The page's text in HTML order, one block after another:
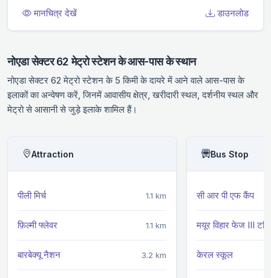
मानचित्र देखें डाउनलोड
नोएडा सेक्टर 62 मेट्रो स्टेशन के आस-पास के स्थान
नोएडा सेक्टर 62 मेट्रो स्टेशन के 5 किमी के दायरे में आने वाले आस-पास के
इलाकों का अन्वेषण करें, जिनमें आवासीय क्षेत्र, खरीदारी स्थल, दर्शनीय स्थल और
मेट्रो से आसानी से जुड़े इलाके शामिल हैं।
Attraction
पीली मिर्च 1.1 km
फ़िल्मी फ्लेवर 1.1 km
बारबेक्यू नैशन 3.2 km
Bus Stop
सी आर पी एफ कैंप
मयूर विहार फेज III
केरल स्कूल